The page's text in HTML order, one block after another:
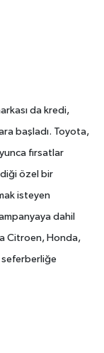
da kredi,
başladı. Toyota,
fırsatlar
özel bir
isteyen
dahil
Citroen, Honda,
seferberliğe